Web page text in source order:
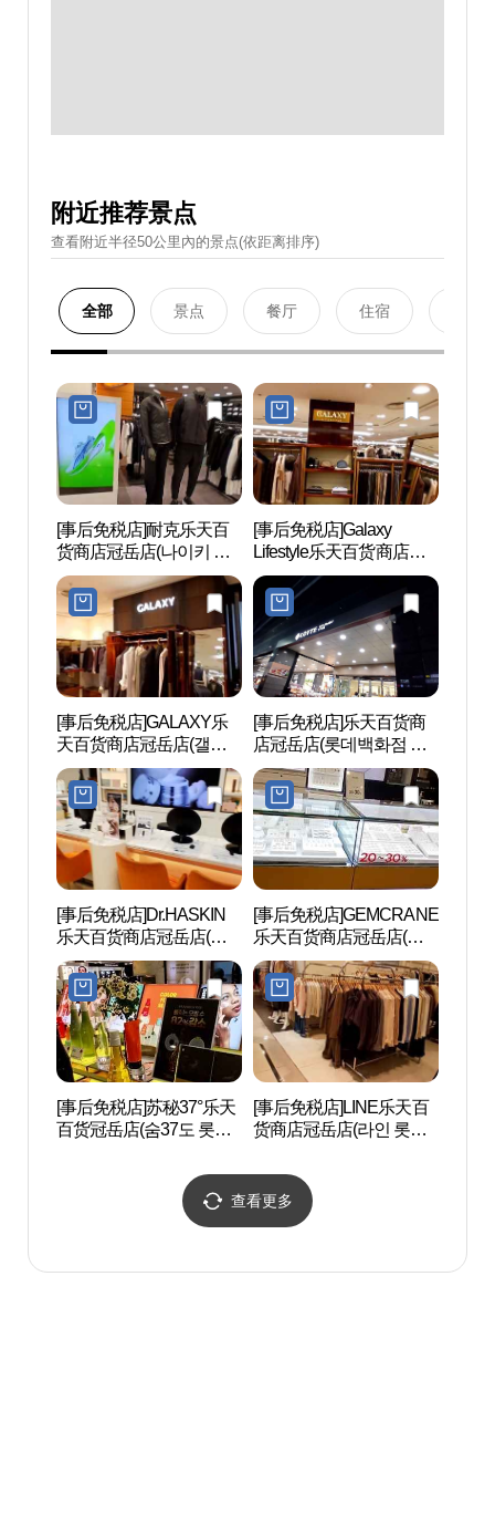
附近推荐景点
查看附近半径50公里內的景点(依距离排序)
全部 景点 餐厅 住宿
[事后免税店]耐克乐天百
货商店冠岳店(나이키 롯
데백화점 관악점)
[事后免税店]Galaxy
Lifestyle乐天百货商店冠
岳店(갤럭시라이프스타
일 롯데백화점 관악점)
[事后免税店]GALAXY乐
天百货商店冠岳店(갤럭
시 롯데백화점 관악점)
[事后免税店]乐天百货商
店冠岳店(롯데백화점 관
악점)
[事后免税店]Dr.HASKIN
乐天百货商店冠岳店(닥
터하스킨 롯데백화점 관
악점)
[事后免税店]GEMCRANE
乐天百货商店冠岳店(젬
크레인 롯데백화점 관악
점)
[事后免税店]苏秘37°乐天
百货冠岳店(숨37도 롯데
[事后免税店]LINE乐天百
货商店冠岳店(라인 롯데
查看更多